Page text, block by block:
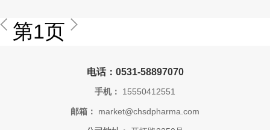
第1页
电话：0531-58897070
手机： 15550412551
邮箱： market@chsdpharma.com